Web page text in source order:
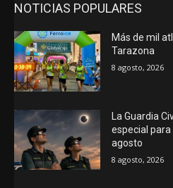
NOTICIAS POPULARES
Más de mil
Tarazona
8 agosto, 2026
La Guardia
especial para
agosto
8 agosto, 2026